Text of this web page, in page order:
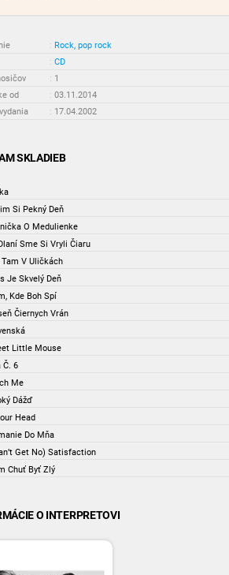
: Rock, pop rock
: CD
: 1
od
: 03.11.2014
: 17.04.2002
SKLADIEB
Si Pekný Deň
O Medulienke
Sme Si Vryli Čiaru
Tam V Uličkách
Je Skvelý Deň
Kde Boh Spí
Čiernych Vrán
Little Mouse
Č. 6
Me
Dážď
Head
Do Mňa
Get No) Satisfaction
Chuť Byť Zlý
O INTERPRETOVI